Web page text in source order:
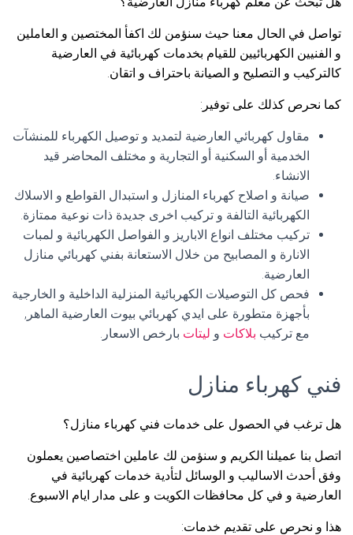
تواصل في الحال معنا حيث سنؤمن لك اكفأ المختصين و العاملين
و الفنيين الكهربائيين للقيام بخدمات كهربائية في العارضية
كالتركيب و التصليح و الصيانة باحتراف و اتقان.
كما نحرص كذلك على توفير:
مقاول كهربائي العارضية لتمديد و توصيل الكهرباء للمنشآت
الخدمية أو السكنية أو التجارية و مختلف المحاضر قيد
الانشاء.
صيانة و اصلاح كهرباء المنازل و استبدال القواطع و الاسلاك
الكهربائية التالفة و تركيب اخرى جديدة ذات نوعية ممتازة.
تركيب مختلف انواع الاباريز و الفواصل الكهربائية و لمبات
الانارة و المصابيح من خلال الاستعانة بفني كهربائي منازل
العارضية.
فحص كل التوصيلات الكهربائية المنزلية الداخلية و الخارجية
بأجهزة متطورة على ايدي كهربائي بيوت العارضية الماهر,
مع تركيب بلاكات و ليتات بارخص الاسعار.
فني كهرباء منازل
هل ترغب في الحصول على خدمات فني كهرباء منازل؟
اتصل بنا عميلنا الكريم و سنؤمن لك عاملين اختصاصين يعملون
وفق أحدث الاساليب و الوسائل لتأدية خدمات كهربائية في
العارضية و في كل محافظات الكويت و على مدار ايام الاسبوع.
هذا و نحرص على تقديم خدمات: